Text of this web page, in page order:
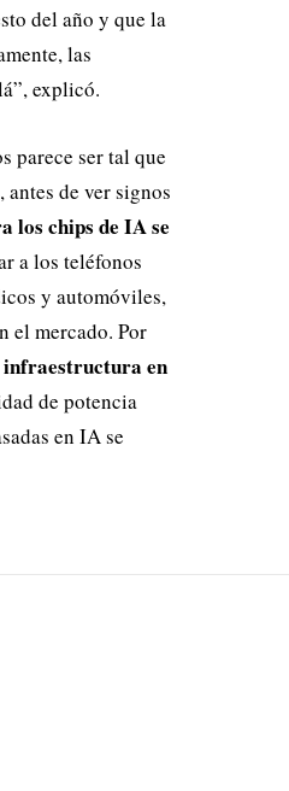
del año y que la
las
explicó.
parece ser tal que
, antes de ver signos
los chips de IA se
a los teléfonos
y automóviles,
el mercado. Por
infraestructura en
de potencia
en IA se